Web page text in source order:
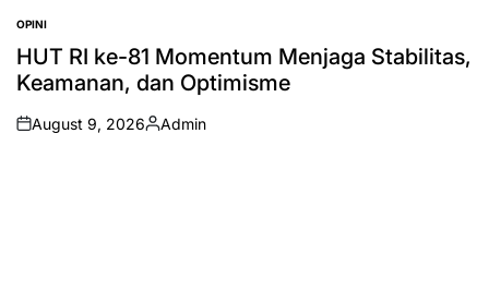
POSTED
IN
OPINI
HUT RI ke-81 Momentum Menjaga Stabilitas,
Keamanan, dan Optimisme
on
August 9, 2026
Posted
Admin